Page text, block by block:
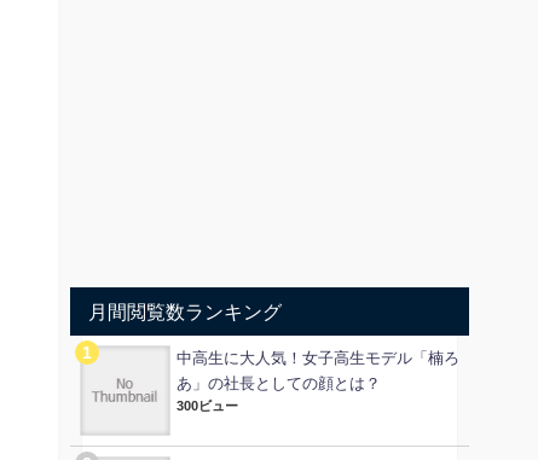
月間閲覧数ランキング
中高生に大人気！女子高生モデル「楠ろ
あ」の社長としての顔とは？
300ビュー